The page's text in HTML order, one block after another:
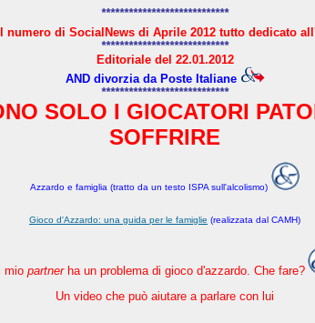
****************************
numero di SocialNews di Aprile 2012 tutto dedicato
****************************
Editoriale del 22.01.2012
AND divorzia da Poste Italiane
****************************
SOLO I GIOCATORI
SOFFRIRE
Azzardo e famiglia (tratto da un testo ISPA sull'alcolismo)
Gioco d'Azzardo: una guida per le famiglie (realizzata dal CAMH)
Il mio partnerha un problema di gioco d'azzardo. Che fare?
Un video che può aiutare a parlare con lui